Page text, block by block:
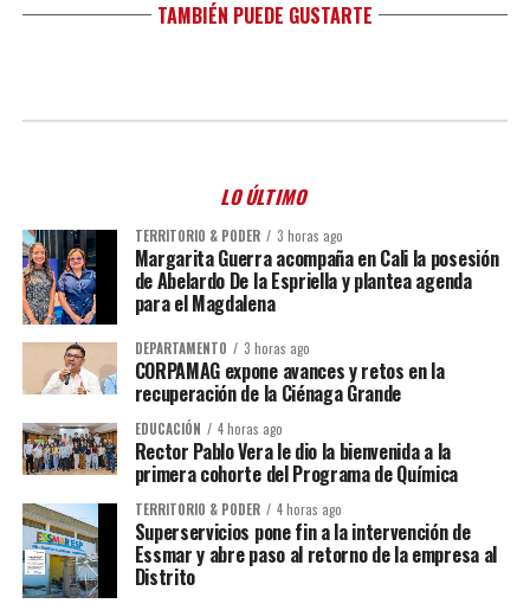
TAMBIÉN PUEDE GUSTARTE
LO ÚLTIMO
TERRITORIO & PODER 3 horas ago
Margarita Guerra acompaña en Cali la posesión
de Abelardo De la Espriella y plantea agenda
para el Magdalena
DEPARTAMENTO 3 horas ago
CORPAMAG expone avances y retos en la
recuperación de la Ciénaga Grande
EDUCACIÓN 4 horas ago
Rector Pablo Vera le dio la bienvenida a la
primera cohorte del Programa de Química
TERRITORIO & PODER 4 horas ago
Superservicios pone fin a la intervención de
Essmar y abre paso al retorno de la empresa al
Distrito